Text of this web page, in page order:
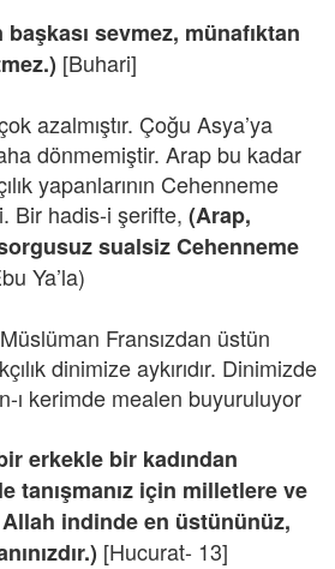
sevmez, münafıktan
[Buhari]
azalmıştır. Çoğu Asya’ya
dönmemiştir. Arap bu kadar
yapanlarının Cehenneme
Bir hadis-i şerifte, (Arap,
sualsiz Cehenneme
Ya’la)
Fransızdan üstün
dinimize aykırıdır. Dinimizde
ı kerimde mealen buyuruluyor
erkekle bir kadından
tanışmanız için milletlere ve
Allah indinde en üstününüz,
[Hucurat- 13]